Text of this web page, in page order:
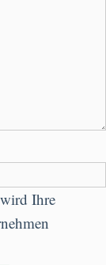
Ihre